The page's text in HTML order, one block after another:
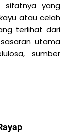
sifatnya yang
atau celah
terlihat dari
utama
sumber